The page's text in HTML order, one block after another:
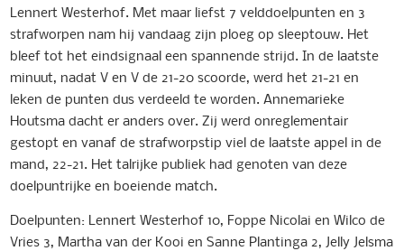
Lennert Westerhof. Met maar liefst 7 velddoelpunten en 3
strafworpen nam hij vandaag zijn ploeg op sleeptouw. Het
bleef tot het eindsignaal een spannende strijd. In de laatste
minuut, nadat V en V de 21-20 scoorde, werd het 21-21 en
leken de punten dus verdeeld te worden. Annemarieke
Houtsma dacht er anders over. Zij werd onreglementair
gestopt en vanaf de strafworpstip viel de laatste appel in de
mand, 22-21. Het talrijke publiek had genoten van deze
doelpuntrijke en boeiende match.
Doelpunten: Lennert Westerhof 10, Foppe Nicolai en Wilco de
Vries 3, Martha van der Kooi en Sanne Plantinga 2, Jelly Jelsma